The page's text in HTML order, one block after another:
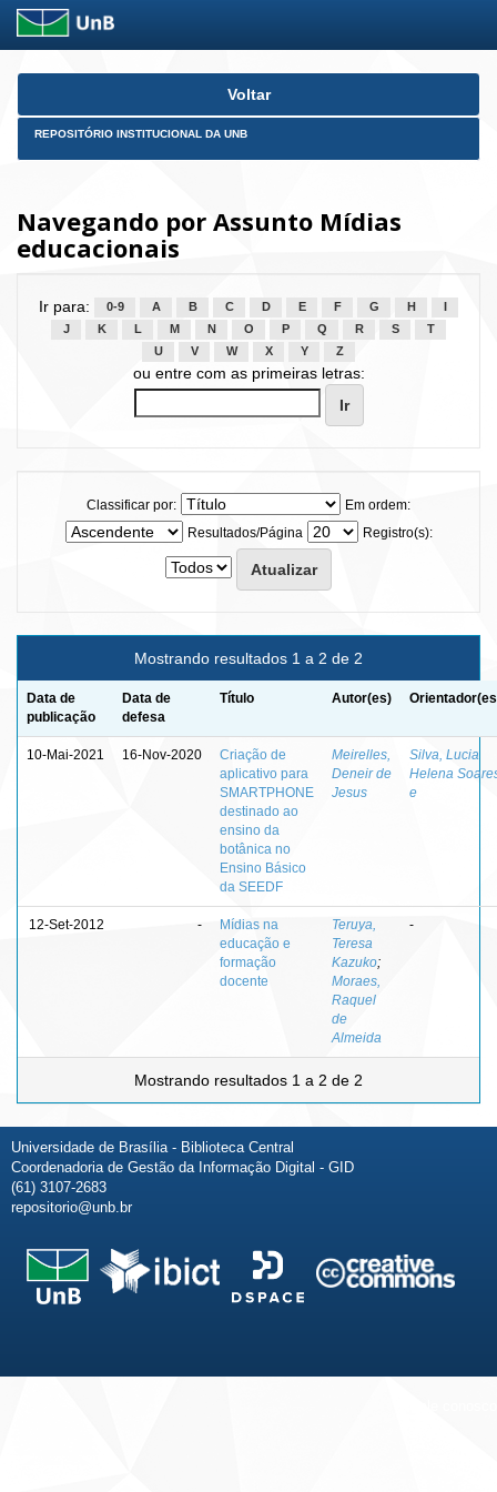
Skip
Voltar
REPOSITÓRIO INSTITUCIONAL DA UNB
Navegando por Assunto Mídias
educacionais
Ir para: 0-9 A B C D E F G H
J
K L M N O P Q R S
T
U
V W X Y Z
ou entre com as primeiras letras:
Classificar por:
Em ordem:
Resultados/Página
Registro(s):
Mostrando resultados 1 a 2 de 2
Data de
publicação
Data de
defesa
Título Autor(es)
10-Mai-2021 16-Nov-2020
Criação de
aplicativo para
SMARTPHONE
destinado ao
ensino da
botânica no
Ensino Básico
da SEEDF
Meirelles,
Deneir de
Jesus
Silva, Lucia
Helena
e
12-Set-2012 -
Mídias na
educação e
formação
docente
Teruya,
Teresa
Kazuko;
Moraes,
Raquel
de
Almeida
-
Mostrando resultados 1 a 2 de 2
Universidade de Brasília - Biblioteca Central
Coordenadoria de Gestão da Informação Digital - GID
(61) 3107-2683
repositorio@unb.br